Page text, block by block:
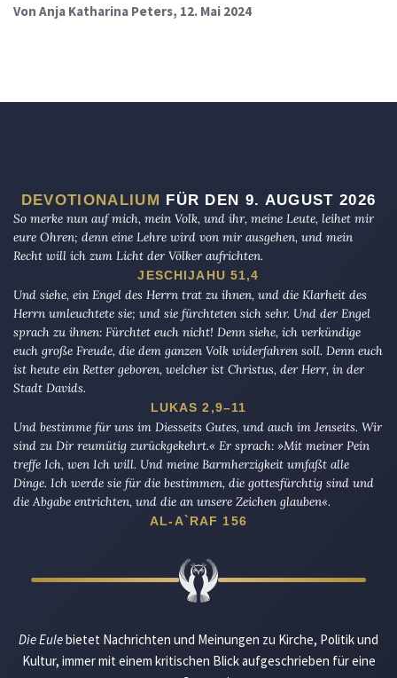
Von Anja Katharina Peters, 12. Mai 2024
DEVOTIONALIUM FÜR DEN 9. AUGUST 2026
So merke nun auf mich, mein Volk, und ihr, meine Leute, leihet mir
eure Ohren; denn eine Lehre wird von mir ausgehen, und mein
Recht will ich zum Licht der Völker aufrichten.
JESCHIJAHU 51,4
Und siehe, ein Engel des Herrn trat zu ihnen, und die Klarheit des
Herrn umleuchtete sie; und sie fürchteten sich sehr. Und der Engel
sprach zu ihnen: Fürchtet euch nicht! Denn siehe, ich verkündige
euch große Freude, die dem ganzen Volk widerfahren soll. Denn euch
ist heute ein Retter geboren, welcher ist Christus, der Herr, in der
Stadt Davids.
LUKAS 2,9–11
Und bestimme für uns im Diesseits Gutes, und auch im Jenseits. Wir
sind zu Dir reumütig zurückgekehrt.« Er sprach: »Mit meiner Pein
treffe Ich, wen Ich will. Und meine Barmherzigkeit umfaßt alle
Dinge. Ich werde sie für die bestimmen, die gottesfürchtig sind und
die Abgabe entrichten, und die an unsere Zeichen glauben«.
AL-A`RAF 156
Die Eulebietet Nachrichten und Meinungen zu Kirche, Politik und
Kultur, immer mit einem kritischen Blick aufgeschrieben für eine